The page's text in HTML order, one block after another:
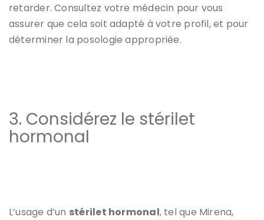
retarder. Consultez votre médecin pour vous
assurer que cela soit adapté à votre profil, et pour
déterminer la posologie appropriée.
3. Considérez le stérilet
hormonal
L’usage d’un stérilet hormonal, tel que Mirena,